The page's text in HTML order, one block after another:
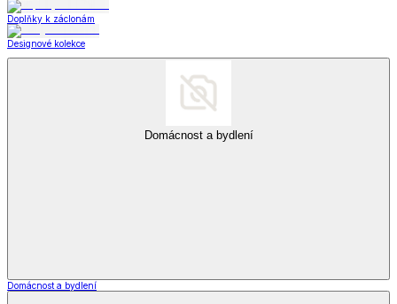
Doplňky k záclonám
Designové kolekce
Domácnost a bydlení
Domácnost a bydlení